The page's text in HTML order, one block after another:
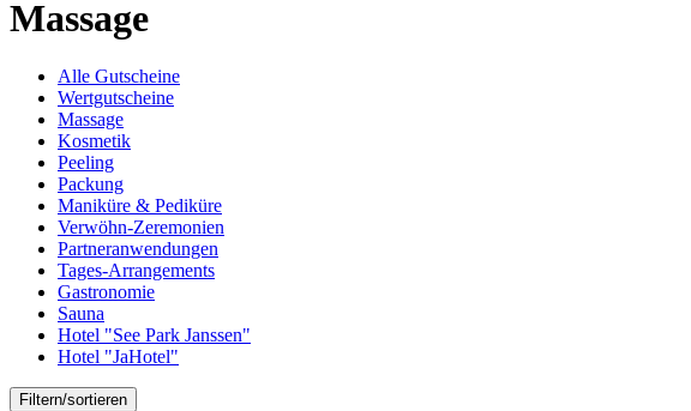
Massage
Alle Gutscheine
Wertgutscheine
Massage
Kosmetik
Peeling
Packung
Maniküre & Pediküre
Verwöhn-Zeremonien
Partneranwendungen
Tages-Arrangements
Gastronomie
Sauna
Hotel "See Park Janssen"
Hotel "JaHotel"
Filtern/sortieren